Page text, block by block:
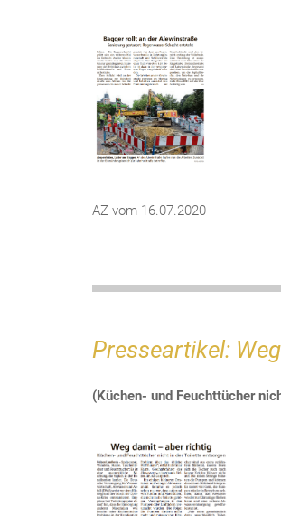
AZ vom 16.07.2020
Presseartikel:
(Küchen- und Feuchttücher